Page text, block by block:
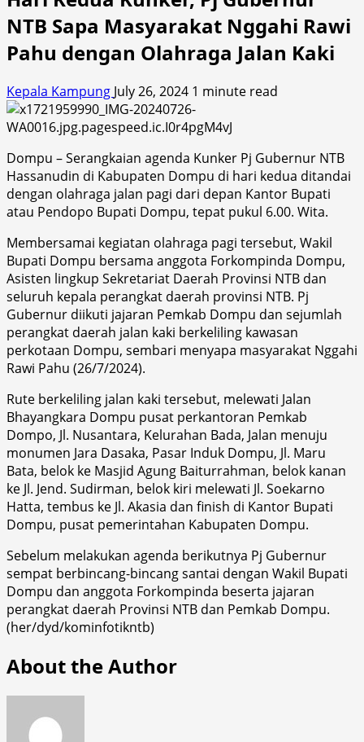
NTB Sapa Masyarakat Nggahi Rawi
Pahu dengan Olahraga Jalan Kaki
Kepala Kampung July 26, 2024 1 minute read
Dompu – Serangkaian agenda Kunker Pj Gubernur NTB
Hassanudin di Kabupaten Dompu di hari kedua ditandai
dengan olahraga jalan pagi dari depan Kantor Bupati
atau Pendopo Bupati Dompu, tepat pukul 6.00. Wita.
Membersamai kegiatan olahraga pagi tersebut, Wakil
Bupati Dompu bersama anggota Forkompinda Dompu,
Asisten lingkup Sekretariat Daerah Provinsi NTB dan
seluruh kepala perangkat daerah provinsi NTB. Pj
Gubernur diikuti jajaran Pemkab Dompu dan sejumlah
perangkat daerah jalan kaki berkeliling kawasan
perkotaan Dompu, sembari menyapa masyarakat Nggahi
Rawi Pahu (26/7/2024).
Rute berkeliling jalan kaki tersebut, melewati Jalan
Bhayangkara Dompu pusat perkantoran Pemkab
Dompo, Jl. Nusantara, Kelurahan Bada, Jalan menuju
monumen Jara Dasaka, Pasar Induk Dompu, Jl. Maru
Bata, belok ke Masjid Agung Baiturrahman, belok kanan
ke Jl. Jend. Sudirman, belok kiri melewati Jl. Soekarno
Hatta, tembus ke Jl. Akasia dan finish di Kantor Bupati
Dompu, pusat pemerintahan Kabupaten Dompu.
Sebelum melakukan agenda berikutnya Pj Gubernur
sempat berbincang-bincang santai dengan Wakil Bupati
Dompu dan anggota Forkompinda beserta jajaran
perangkat daerah Provinsi NTB dan Pemkab Dompu.
(her/dyd/kominfotikntb)
About the Author